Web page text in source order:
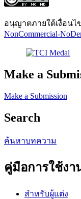
อนุญาตภายใต้เงื่อนไ
NonCommercial-
Make a
Make a Submission
Search
ค้นหาบทความ
คู่มือการใช้งา
สำหรับผู้แต่ง